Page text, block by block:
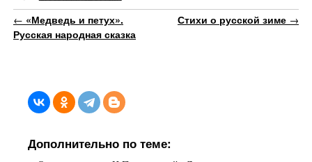
Навигация по записям
← «Медведь и петух».
Русская народная сказка
Стихи о русской зиме →
Дополнительно по теме: